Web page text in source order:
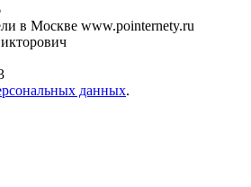
в Москве www.pointernety.ru
данных.